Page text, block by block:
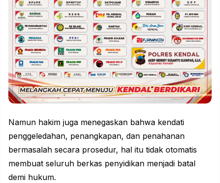
Namun hakim juga menegaskan bahwa kendati
penggeledahan, penangkapan, dan penahanan
bermasalah secara prosedur, hal itu tidak otomatis
membuat seluruh berkas penyidikan menjadi batal
demi hukum.